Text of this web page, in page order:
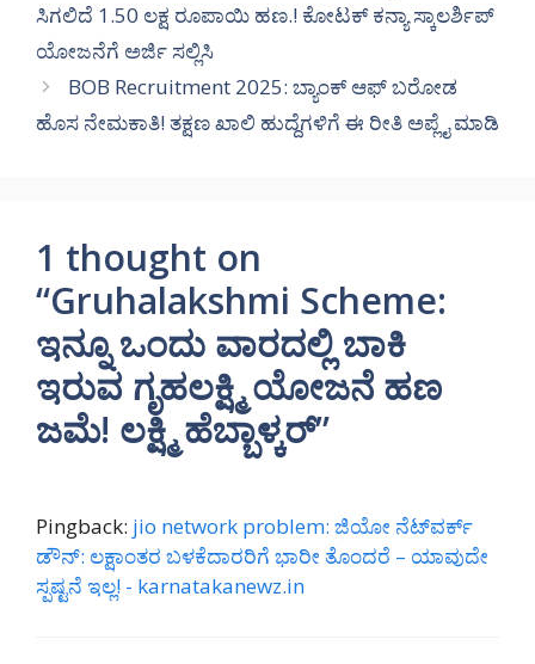
ಸಿಗಲಿದೆ 1.50 ಲಕ್ಷ ರೂಪಾಯಿ ಹಣ.! ಕೋಟಕ್ ಕನ್ಯಾ ಸ್ಕಾಲರ್ಶಿಪ್
ಯೋಜನೆಗೆ ಅರ್ಜಿ ಸಲ್ಲಿಸಿ
BOB Recruitment 2025: ಬ್ಯಾಂಕ್ ಆಫ್ ಬರೋಡ
ಹೊಸ ನೇಮಕಾತಿ! ತಕ್ಷಣ ಖಾಲಿ ಹುದ್ದೆಗಳಿಗೆ ಈ ರೀತಿ ಅಪ್ಲೈ ಮಾಡಿ
1 thought on
“Gruhalakshmi Scheme:
ಇನ್ನೂ ಒಂದು ವಾರದಲ್ಲಿ ಬಾಕಿ
ಇರುವ ಗೃಹಲಕ್ಷ್ಮಿ ಯೋಜನೆ ಹಣ
ಜಮೆ! ಲಕ್ಷ್ಮಿ ಹೆಬ್ಬಾಳ್ಕರ್”
Pingback: jio network problem: ಜಿಯೋ ನೆಟ್‌ವರ್ಕ್
ಡೌನ್: ಲಕ್ಷಾಂತರ ಬಳಕೆದಾರರಿಗೆ ಭಾರೀ ತೊಂದರೆ – ಯಾವುದೇ
ಸ್ಪಷ್ಟನೆ ಇಲ್ಲ! - karnatakanewz.in